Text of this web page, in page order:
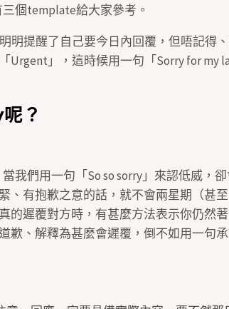
個template給大家參考。
明提醒了自己要今日內回覆，但唔記得
Urgent」，這時候用一句「Sorry for my
？
我們用一句「So so sorry」來認低威，
、有抱歉之意的話，就不會兩星期（甚
的遲覆對方時，有甚麼方法表示你仍然
歉、解釋為甚麼會遲覆，倒不如用一句